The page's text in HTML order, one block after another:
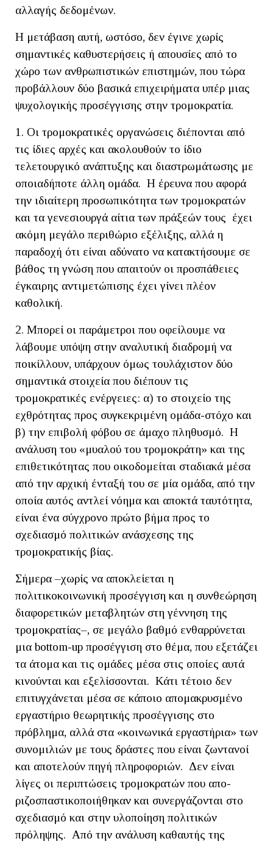
αλλαγής δεδομένων.
Η μετάβαση αυτή, ωστόσο, δεν έγινε χωρίς
σημαντικές καθυστερήσεις ή απουσίες από το
χώρο των ανθρωπιστικών επιστημών, που τώρα
προβάλλουν δύο βασικά επιχειρήματα υπέρ μιας
ψυχολογικής προσέγγισης στην τρομοκρατία.
1. Οι τρομοκρατικές οργανώσεις διέπονται από
τις ίδιες αρχές και ακολουθούν το ίδιο
τελετουργικό ανάπτυξης και διαστρωμάτωσης με
οποιαδήποτε άλλη ομάδα. Η έρευνα που αφορά
την ιδιαίτερη προσωπικότητα των τρομοκρατών
και τα γενεσιουργά αίτια των πράξεών τους έχει
ακόμη μεγάλο περιθώριο εξέλιξης, αλλά η
παραδοχή ότι είναι αδύνατο να κατακτήσουμε σε
βάθος τη γνώση που απαιτούν οι προσπάθειες
έγκαιρης αντιμετώπισης έχει γίνει πλέον
καθολική.
2. Μπορεί οι παράμετροι που οφείλουμε να
λάβουμε υπόψη στην αναλυτική διαδρομή να
ποικίλλουν, υπάρχουν όμως τουλάχιστον δύο
σημαντικά στοιχεία που διέπουν τις
τρομοκρατικές ενέργειες: α) το στοιχείο της
εχθρότητας προς συγκεκριμένη ομάδα-στόχο και
β) την επιβολή φόβου σε άμαχο πληθυσμό. Η
ανάλυση του «μυαλού του τρομοκράτη» και της
επιθετικότητας που οικοδομείται σταδιακά μέσα
από την αρχική ένταξή του σε μία ομάδα, από την
οποία αυτός αντλεί νόημα και αποκτά ταυτότητα,
είναι ένα σύγχρονο πρώτο βήμα προς το
σχεδιασμό πολιτικών ανάσχεσης της
τρομοκρατικής βίας.
Σήμερα –χωρίς να αποκλείεται η
πολιτικοκοινωνική προσέγγιση και η συνθεώρηση
διαφορετικών μεταβλητών στη γέννηση της
τρομοκρατίας–, σε μεγάλο βαθμό ενθαρρύνεται
μια bottom-up προσέγγιση στο θέμα, που εξετάζει
τα άτομα και τις ομάδες μέσα στις οποίες αυτά
κινούνται και εξελίσσονται. Κάτι τέτοιο δεν
επιτυγχάνεται μέσα σε κάποιο απομακρυσμένο
εργαστήριο θεωρητικής προσέγγισης στο
πρόβλημα, αλλά στα «κοινωνικά εργαστήρια» των
συνομιλιών με τους δράστες που είναι ζωντανοί
και αποτελούν πηγή πληροφοριών. Δεν είναι
λίγες οι περιπτώσεις τρομοκρατών που απο-
ριζοσπαστικοποιήθηκαν και συνεργάζονται στο
σχεδιασμό και στην υλοποίηση πολιτικών
πρόληψης. Από την ανάλυση καθαυτής της